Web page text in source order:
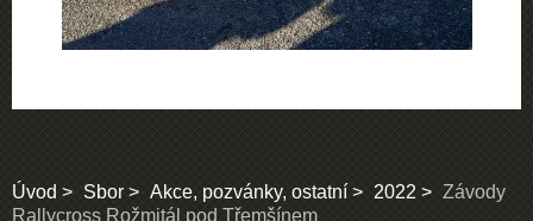
Úvod Sbor Akce, pozvánky, ostatní 2022
Závody
Rallycross Rožmitál pod Třemšínem